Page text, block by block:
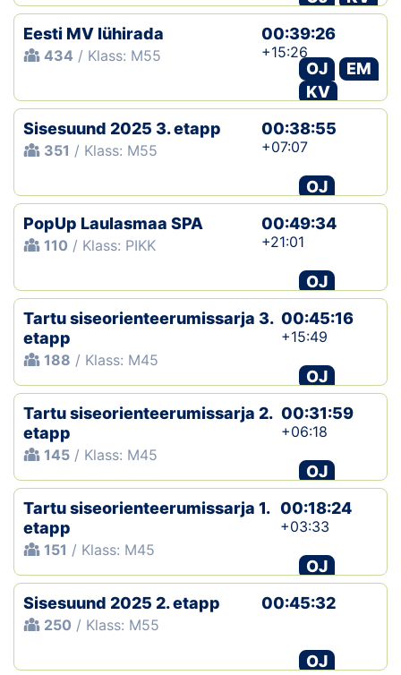
Eesti MV lühirada
434 / Klass: M55
00:39:26
+15:26
OJ
EM
KV
Sisesuund 2025 3. etapp
351 / Klass: M55
00:38:55
+07:07
OJ
PopUp Laulasmaa SPA
110 / Klass: PIKK
00:49:34
+21:01
OJ
Tartu siseorienteerumissarja 3.
etapp
188 / Klass: M45
00:45:16
+15:49
OJ
Tartu siseorienteerumissarja 2.
etapp
145 / Klass: M45
00:31:59
+06:18
OJ
Tartu siseorienteerumissarja 1.
etapp
151 / Klass: M45
00:18:24
+03:33
OJ
Sisesuund 2025 2. etapp
250 / Klass: M55
00:45:32
OJ